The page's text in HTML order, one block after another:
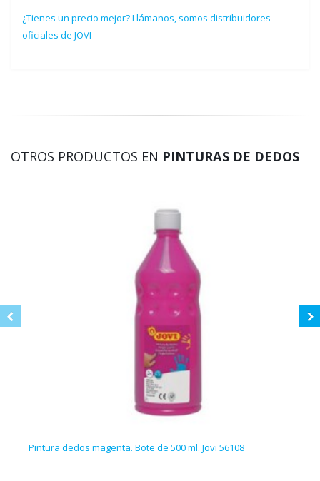
¿Tienes un precio mejor? Llámanos, somos distribuidores
oficiales de JOVI
OTROS PRODUCTOS EN PINTURAS DE DEDOS
Pintura dedos magenta. Bote de 500 ml. Jovi 56108